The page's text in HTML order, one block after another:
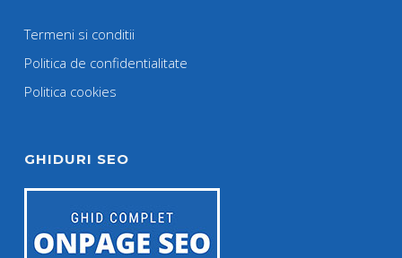
Termeni si conditii
Politica de confidentialitate
Politica cookies
GHIDURI SEO